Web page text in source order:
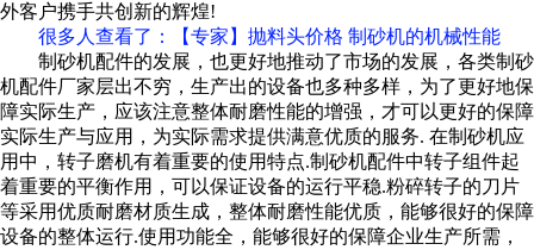
外客户携手共创新的辉煌!
很多人查看了 ：【专家】抛料头价格 制砂机的机械性能
制砂机配件的发展，也更好地推动了市场的发展，各类制砂
机配件厂家层出不穷，生产出的设备也多种多样，为了更好地保
障实际生产，应该注意整体耐磨性能的增强，才可以更好的保障
实际生产与应用，为实际需求提供满意优质的服务. 在制砂机应
用中，转子磨机有着重要的使用特点.制砂机配件中转子组件起
着重要的平衡作用，可以保证设备的运行平稳.粉碎转子的刀片
等采用优质耐磨材质生成，整体耐磨性能优质，能够很好的保障
设备的整体运行.使用功能全，能够很好的保障企业生产所需，